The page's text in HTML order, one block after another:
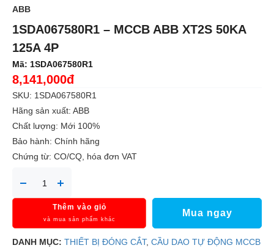
ABB
1SDA067580R1 – MCCB ABB XT2S 50KA
125A 4P
Mã: 1SDA067580R1
8,141,000đ
SKU: 1SDA067580R1
Hãng sản xuất: ABB
Chất lượng: Mới 100%
Bảo hành: Chính hãng
Chứng từ: CO/CQ, hóa đơn VAT
Thêm vào giỏ
và mua sản phẩm khác
Mua ngay
DANH MỤC: THIẾT BỊ ĐÓNG CẮT, CẦU DAO TỰ ĐỘNG MCCB